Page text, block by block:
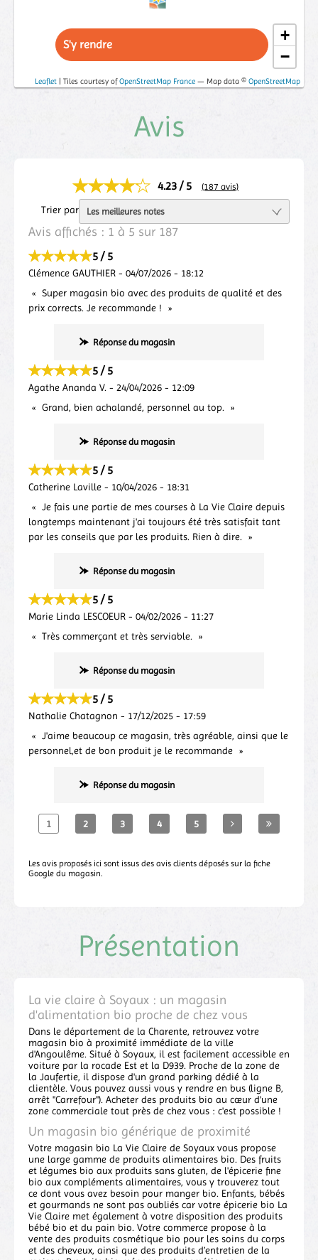
+
−
Leaflet | Tiles courtesy ofOpenStreetMap France — Map data © OpenStreetMap
S'y rendre
Avis
4.23 / 5 (187 avis)
Trier par
Avis affichés : 1 à 5 sur 187
5 / 5
Clémence GAUTHIER - 04/07/2026 - 18:12
Super magasin bio avec des produits de qualité et des
prix corrects. Je recommande !
Réponse du magasin
5 / 5
Agathe Ananda V. - 24/04/2026 - 12:09
Grand, bien achalandé, personnel au top.
Réponse du magasin
5 / 5
Catherine Laville - 10/04/2026 - 18:31
Je fais une partie de mes courses à La Vie Claire depuis
longtemps maintenant j'ai toujours été très satisfait tant
par les conseils que par les produits. Rien à dire.
Réponse du magasin
5 / 5
Marie Linda LESCOEUR - 04/02/2026 - 11:27
Très commerçant et très serviable.
Réponse du magasin
5 / 5
Nathalie Chatagnon - 17/12/2025 - 17:59
J'aime beaucoup ce magasin, très agréable, ainsi que le
personnel,et de bon produit je le recommande
Réponse du magasin
1 2 3 4 5
Les avis proposés ici sont issus des avis clients déposés sur la fiche
Google du magasin.
Présentation
La vie claire à Soyaux : un magasin
d'alimentation bio proche de chez vous
Dans le département de la Charente, retrouvez votre
magasin bio à proximité immédiate de la ville
d'Angoulême. Situé à Soyaux, il est facilement accessible en
voiture par la rocade Est et la D939. Proche de la zone de
la Jaufertie, il dispose d'un grand parking dédié à la
clientèle. Vous pouvez aussi vous y rendre en bus (ligne B,
arrêt "Carrefour"). Acheter des produits bio au cœur d'une
zone commerciale tout près de chez vous : c'est possible !
Un magasin bio générique de proximité
Votre magasin bio La Vie Claire de Soyaux vous propose
une large gamme de produits alimentaires bio. Des fruits
et légumes bio aux produits sans gluten, de l'épicerie fine
bio aux compléments alimentaires, vous y trouverez tout
ce dont vous avez besoin pour manger bio. Enfants, bébés
et gourmands ne sont pas oubliés car votre épicerie bio La
Vie Claire met également à votre disposition des produits
bébé bio et du pain bio. Votre commerce propose à la
vente des produits cosmétique bio pour les soins du corps
et des cheveux, ainsi que des produits d’entretien de la